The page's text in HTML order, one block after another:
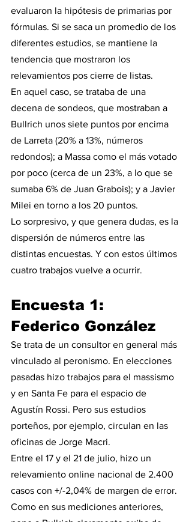
evaluaron la hipótesis de primarias por
fórmulas. Si se saca un promedio de los
diferentes estudios, se mantiene la
tendencia que mostraron los
relevamientos pos cierre de listas.
En aquel caso, se trataba de una
decena de sondeos, que mostraban a
Bullrich unos siete puntos por encima
de Larreta (20% a 13%, números
redondos); a Massa como el más votado
por poco (cerca de un 23%, a lo que se
sumaba 6% de Juan Grabois); y a Javier
Milei en torno a los 20 puntos.
Lo sorpresivo, y que genera dudas, es la
dispersión de números entre las
distintas encuestas. Y con estos últimos
cuatro trabajos vuelve a ocurrir.
Encuesta 1:
Federico González
Se trata de un consultor en general más
vinculado al peronismo. En elecciones
pasadas hizo trabajos para el massismo
y en Santa Fe para el espacio de
Agustín Rossi. Pero sus estudios
porteños, por ejemplo, circulan en las
oficinas de Jorge Macri.
Entre el 17 y el 21 de julio, hizo un
relevamiento online nacional de 2.400
casos con +/-2,04% de margen de error.
Como en sus mediciones anteriores,